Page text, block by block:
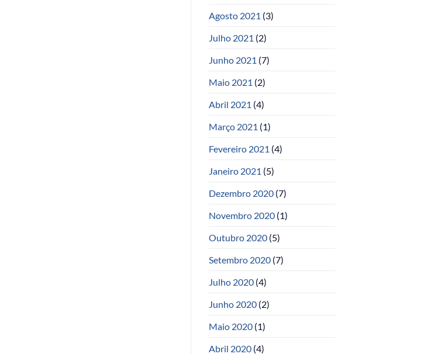
Agosto 2021 (3)
Julho 2021 (2)
Junho 2021 (7)
Maio 2021 (2)
Abril 2021 (4)
Março 2021 (1)
Fevereiro 2021 (4)
Janeiro 2021 (5)
Dezembro 2020(7)
Novembro 2020(1)
Outubro 2020(5)
Setembro 2020(7)
Julho 2020(4)
Junho 2020(2)
Maio 2020(1)
Abril 2020(4)